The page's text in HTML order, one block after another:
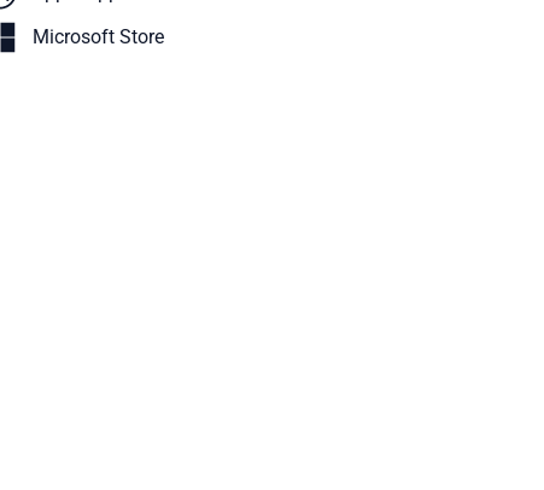
Microsoft Store